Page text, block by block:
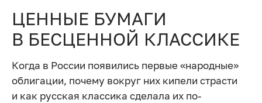
ЦЕННЫЕ БУМАГИ
В БЕСЦЕННОЙ КЛАССИКЕ
Когда в России появились первые «народные»
облигации, почему вокруг них кипели страсти
и как русская классика сделала их по-